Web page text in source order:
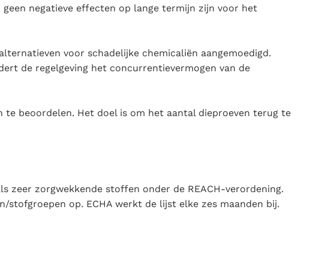
negatieve effecten op lange termijn zijn voor het
voor schadelijke chemicaliën aangemoedigd.
de regelgeving het concurrentievermogen van de
beoordelen. Het doel is om het aantal dieproeven terug te
zeer zorgwekkende stoffen onder de REACH-verordening.
stofgroepen op. ECHA werkt de lijst elke zes maanden bij.